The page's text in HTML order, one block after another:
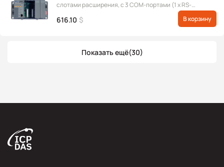
слотами расширения, с 3 COM-портами (1 x RS-
232 для обновления прошивки, 1 x RS-232/RS-485, 1
x RS-232) и портом Ethernet, с частотой
616.10 $ В корзину
Показать ещё(30)